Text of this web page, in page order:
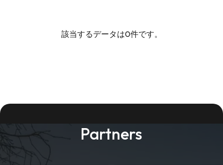
該当するデータは0件です。
Partners